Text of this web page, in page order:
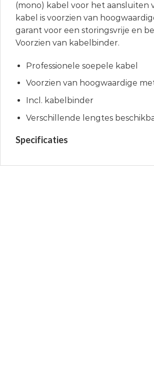
(mono) kabel voor het aansluiten
kabel is voorzien van
garant voor een storingsvrije en
Voorzien van kabelbinder.
Professionele soepele kabel
Voorzien van hoogwaardige
Incl. kabelbinder
Verschillende lengtes
Specificaties